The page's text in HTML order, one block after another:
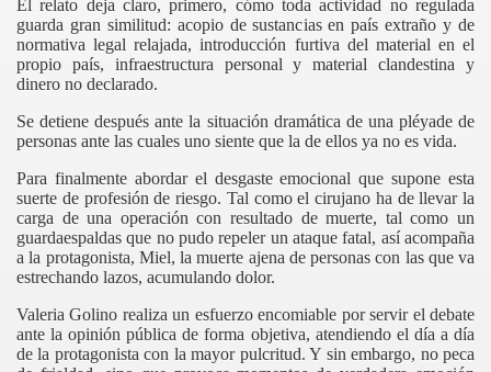
El relato deja claro, primero, cómo toda actividad no regulada
guarda gran similitud: acopio de sustancias en país extraño y de
normativa legal relajada, introducción furtiva del material en el
propio país, infraestructura personal y material clandestina y
dinero no declarado.
Se detiene después ante la situación dramática de una pléyade de
personas ante las cuales uno siente que la de ellos ya no es vida.
Para finalmente abordar el desgaste emocional que supone esta
suerte de profesión de riesgo. Tal como el cirujano ha de llevar la
carga de una operación con resultado de muerte, tal como un
guardaespaldas que no pudo repeler un ataque fatal, así acompaña
a la protagonista, Miel, la muerte ajena de personas con las que va
estrechando lazos, acumulando dolor.
Valeria Golino realiza un esfuerzo encomiable por servir el debate
ante la opinión pública de forma objetiva, atendiendo el día a día
de la protagonista con la mayor pulcritud. Y sin embargo, no peca